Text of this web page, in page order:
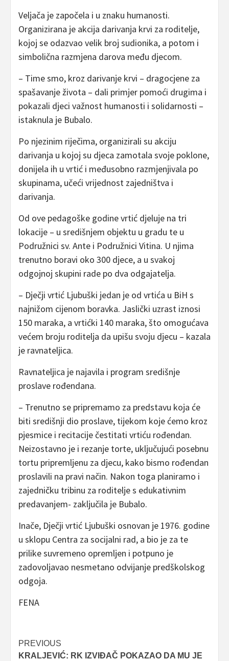
Veljača je započela i u znaku humanosti.
Organizirana je akcija darivanja krvi za roditelje,
kojoj se odazvao velik broj sudionika, a potom i
simbolična razmjena darova među djecom.
– Time smo, kroz darivanje krvi – dragocjene za
spašavanje života – dali primjer pomoći drugima i
pokazali djeci važnost humanosti i solidarnosti –
istaknula je Bubalo.
Po njezinim riječima, organizirali su akciju
darivanja u kojoj su djeca zamotala svoje poklone,
donijela ih u vrtić i međusobno razmjenjivala po
skupinama, učeći vrijednost zajedništva i
darivanja.
Od ove pedagoške godine vrtić djeluje na tri
lokacije – u središnjem objektu u gradu te u
Podružnici sv. Ante i Podružnici Vitina. U njima
trenutno boravi oko 300 djece, a u svakoj
odgojnoj skupini rade po dva odgajatelja.
– Dječji vrtić Ljubuški jedan je od vrtića u BiH s
najnižom cijenom boravka. Jaslički uzrast iznosi
150 maraka, a vrtićki 140 maraka, što omogućava
većem broju roditelja da upišu svoju djecu – kazala
je ravnateljica.
Ravnateljica je najavila i program središnje
proslave rođendana.
– Trenutno se pripremamo za predstavu koja će
biti središnji dio proslave, tijekom koje ćemo kroz
pjesmice i recitacije čestitati vrtiću rođendan.
Neizostavno je i rezanje torte, uključujući posebnu
tortu pripremljenu za djecu, kako bismo rođendan
proslavili na pravi način. Nakon toga planiramo i
zajedničku tribinu za roditelje s edukativnim
predavanjem- zaključila je Bubalo.
Inače, Dječji vrtić Ljubuški osnovan je 1976. godine
u sklopu Centra za socijalni rad, a bio je za te
prilike suvremeno opremljen i potpuno je
zadovoljavao nesmetano odvijanje predškolskog
odgoja.
FENA
Post
PREVIOUS
KRALJEVIĆ: RK IZVIĐAČ POKAZAO DA MU JE